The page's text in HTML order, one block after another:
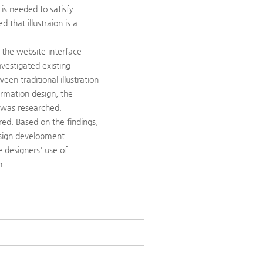
needed to satisfy
that illustraion is a
website interface
existing
traditional illustration
design, the
researched.
Based on the findings,
development.
designers' use of